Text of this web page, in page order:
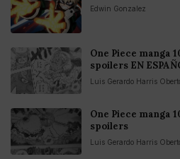
Edwin Gonzalez
One Piece manga
spoilers EN
Luis Gerardo Harris
One Piece manga
spoilers
Luis Gerardo Harris